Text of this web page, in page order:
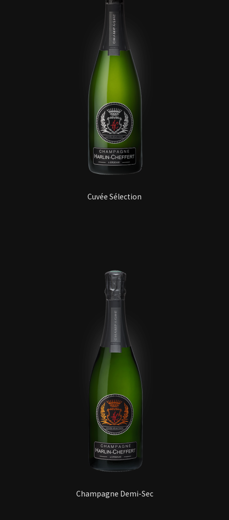
Cuvée Sélection
Champagne Demi-Sec